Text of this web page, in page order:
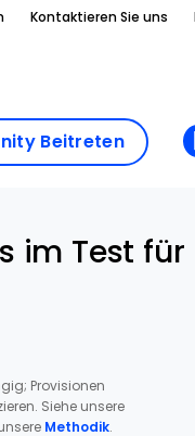
Kontaktieren Sie uns
Beitreten
im Test für
Provisionen
Siehe unsere
Methodik.